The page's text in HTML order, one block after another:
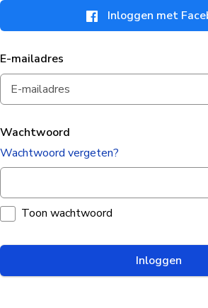
Inloggen met
E-mailadres
Wachtwoord
Wachtwoord vergeten?
Toon wachtwoord
Inloggen